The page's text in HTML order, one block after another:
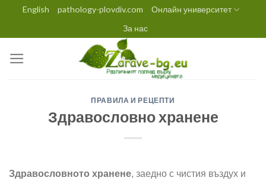
content
English pathology-plovdiv.com
Онлайн университет
За нас
ПРАВИЛА И РЕЦЕПТИ
Здравословно хранене
Здравословното хранене, заедно с чистия въздух и